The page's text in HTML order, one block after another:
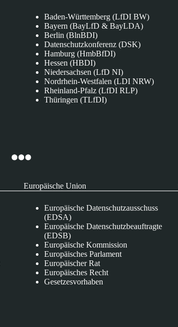
Baden-Württemberg (LfDI BW)
Bayern (BayLfD & BayLDA)
Berlin (BlnBDI)
Datenschutzkonferenz (DSK)
Hamburg (HmbBfDI)
Hessen (HBDI)
Niedersachsen (LfD NI)
Nordrhein-Westfalen (LDI NRW)
Rheinland-Pfalz (LfDI RLP)
Thüringen (TLfDI)
Europäische Union
Europäische Datenschutzausschuss
(EDSA)
Europäische Datenschutzbeauftragte
(EDSB)
Europäische Kommission
Europäisches Parlament
Europäischer Rat
Europäisches Recht
Gesetzesvorhaben